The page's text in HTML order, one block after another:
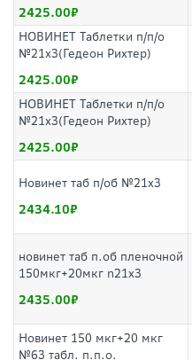
2425.00
НОВИНЕТ Таблетки п/п/о
№21х3(Гедеон Рихтер)
2425.00
НОВИНЕТ Таблетки п/п/о
№21х3(Гедеон Рихтер)
2425.00
Новинет таб п/об №21x3
2434.10
новинет таб п.об пленочной
150мкг+20мкг n21x3
2435.00
Новинет 150 мкг+20 мкг
№63 табл. п.п.о.